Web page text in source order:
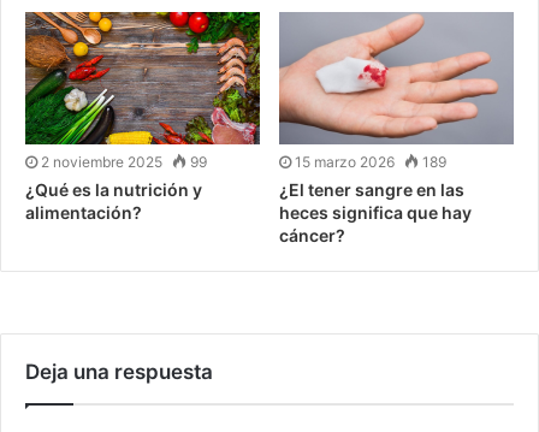
2 noviembre 2025 99
¿Qué es la nutrición y
alimentación?
15 marzo 2026 189
¿El tener sangre en las
heces significa que hay
cáncer?
Deja una respuesta